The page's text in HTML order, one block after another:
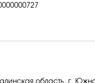
область, г.